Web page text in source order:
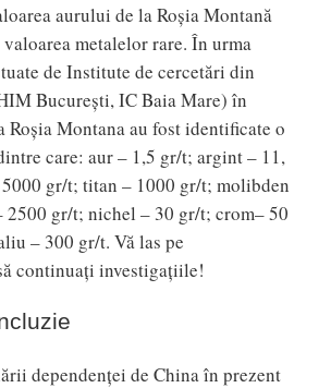
aurului de la Roşia Montană
metalelor rare. În urma
de Institute de cercetări din
Bucureşti, IC Baia Mare) în
Roşia Montana au fost identificate o
care: aur – 1,5 gr/t; argint – 11,
gr/t; titan – 1000 gr/t; molibden
2500 gr/t; nichel – 30 gr/t; crom– 50
– 300 gr/t. Vă las pe
continuaţi investigaţiile!
dependenţei de China în prezent